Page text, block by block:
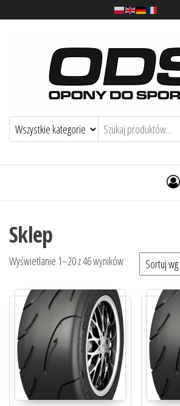
Opony Do Sportu
Sklep
Wyświetlanie 1–20 z 46 wynikówPosortowane